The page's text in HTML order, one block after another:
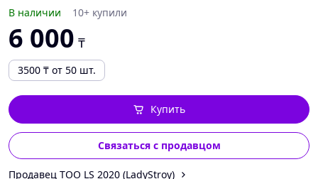
В наличии 10+ купили
6 000 ₸
3500 ₸ от 50 шт.
Купить
Связаться с продавцом
Продавец ТОО LS 2020 (LadyStroy)